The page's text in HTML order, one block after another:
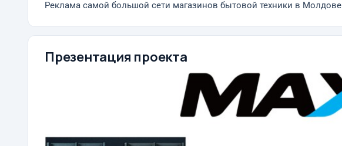
Реклама самой большой сети магазинов бытовой техники в Молдове
Презентация проекта